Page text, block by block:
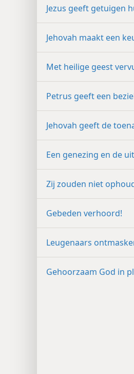
Jezus geeft getuigen
Jehovah maakt een
Met heilige geest
Petrus geeft een
Jehovah geeft de
Een genezing en de
Zij zouden niet
Gebeden verhoord!
Leugenaars
Gehoorzaam God in